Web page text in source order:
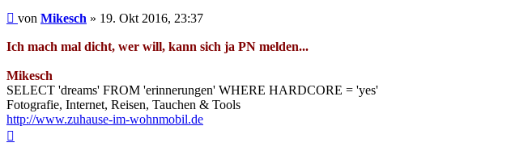
Beitrag
von Mikesch » 19. Okt 2016, 23:37
Ich mach mal dicht, wer will, kann sich ja PN melden...
Mikesch
SELECT 'dreams' FROM 'erinnerungen' WHERE HARDCORE = 'yes'
Fotografie, Internet, Reisen, Tauchen & Tools
http://www.zuhause-im-wohnmobil.de